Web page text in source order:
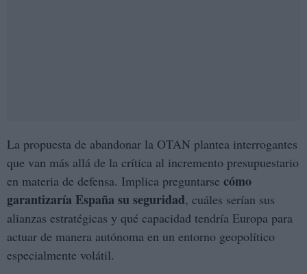
La propuesta de abandonar la OTAN plantea interrogantes
que van más allá de la crítica al incremento presupuestario
en materia de defensa. Implica preguntarse cómo
garantizaría España su seguridad, cuáles serían sus
alianzas estratégicas y qué capacidad tendría Europa para
actuar de manera autónoma en un entorno geopolítico
especialmente volátil.